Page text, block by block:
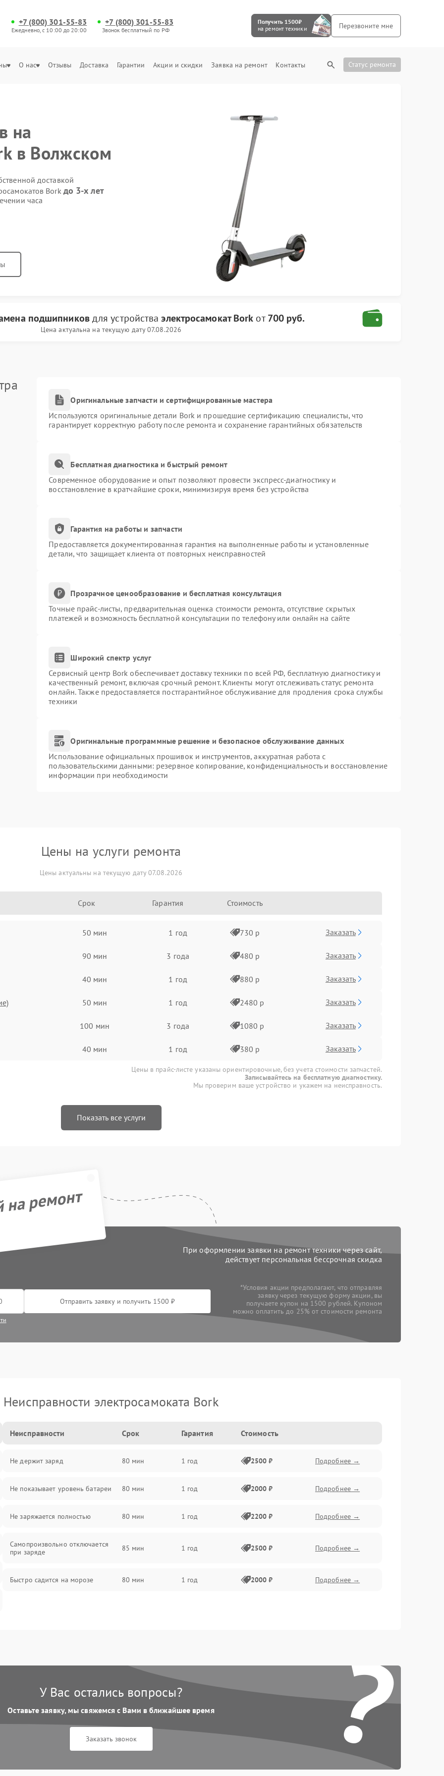
+7 (800) 301-55-83
Ежедневно, с 10:00 до 20:00
+7 (800) 301-55-83
Звонок бесплатный по РФ
Получить 1500₽
на ремонт техники
Перезвоните мне
О нас Отзывы Доставка Гарантии Акции и скидки Заявка на ремонт Контакты Статус ремонта
на
в Волжском
доставкой
Bork до 3-х лет
часа
подшипниковдля устройстваэлектросамокат Bork от700 руб.
Цена актуальна на текущую дату 07.08.2026
Оригинальные запчасти и сертифицированные мастера
Используются оригинальные детали Bork и прошедшие сертификацию специалисты, что
гарантирует корректную работу после ремонта и сохранение гарантийных обязательств
Бесплатная диагностика и быстрый ремонт
Современное оборудование и опыт позволяют провести экспресс-диагностику и
восстановление в кратчайшие сроки, минимизируя время без устройства
Гарантия на работы и запчасти
Предоставляется документированная гарантия на выполненные работы и установленные
детали, что защищает клиента от повторных неисправностей
Прозрачное ценообразование и бесплатная консультация
Точные прайс-листы, предварительная оценка стоимости ремонта, отсутствие скрытых
платежей и возможность бесплатной консультации по телефону или онлайн на сайте
Широкий спектр услуг
Сервисный центр Bork обеспечивает доставку техники по всей РФ, бесплатную диагностику и
качественный ремонт, включая срочный ремонт. Клиенты могут отслеживать статус ремонта
онлайн. Также предоставляется постгарантийное обслуживание для продления срока службы
техники
Оригинальные программные решение и безопасное обслуживание данных
Использование официальных прошивок и инструментов, аккуратная работа с
пользовательскими данными: резервное копирование, конфиденциальность и восстановление
информации при необходимости
Цены на услуги ремонта
Цены актуальны на текущую дату 07.08.2026
Срок Гарантия Стоимость
50 мин 1 год 730 р Заказать
90 мин 3 года 480 р Заказать
40 мин 1 год 880 р Заказать
50 мин 1 год 2480 р Заказать
100 мин 3 года 1080 р Заказать
40 мин 1 год 380 р Заказать
Цены в прайс-листе указаны ориентировочные, без учета стоимости запчастей.
Записывайтесь на бесплатную диагностику.
Мы проверим ваше устройство и укажем на неисправность.
Показать все услуги
ремонт
При оформлении заявки на ремонт техники через сайт,
действует персональная бессрочная скидка
Отправить заявку и получить 1500 ₽
*Условия акции предполагают, что отправляя
заявку через текущую форму акции, вы
получаете купон на 1500 рублей. Купоном
можно оплатить до 25% от стоимости ремонта
Неисправности электросамоката Bork
Неисправности Срок Гарантия Стоимость
Не держит заряд 80 мин 1 год 2500 ₽ Подробнее →
Не показывает уровень батареи 80 мин 1 год 2000 ₽ Подробнее →
Не заряжается полностью 80 мин 1 год 2200 ₽ Подробнее →
Самопроизвольно отключается
при заряде
85 мин 1 год 2500 ₽ Подробнее →
Быстро садится на морозе 80 мин 1 год 2000 ₽ Подробнее →
?
У Вас остались вопросы?
Оставьте заявку, мы свяжемся с Вами в ближайшее время
Заказать звонок